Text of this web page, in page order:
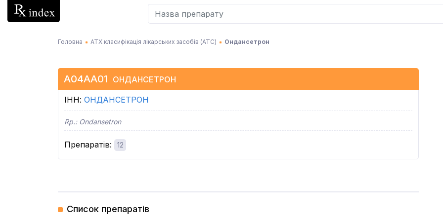
Головна АТХ класифікація лікарських засобів (АТC) Ондансетрон
A04AA01 ОНДАНСЕТРОН
ІНН: ОНДАНСЕТРОН
Rp.: Ondansetron
Препаратів: 12
Список препаратів